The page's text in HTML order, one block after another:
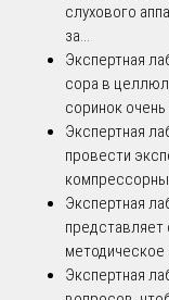
слухового
за...
Экспертная
сора в
соринок очень
Экспертная
провести
Экспертная
представляет
методическое
Экспертная